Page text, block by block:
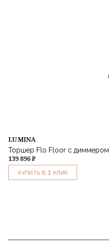
LUMINA
Торшер Flo Floor с диммером
139 896 ₽
КУПИТЬ В 1 КЛИК